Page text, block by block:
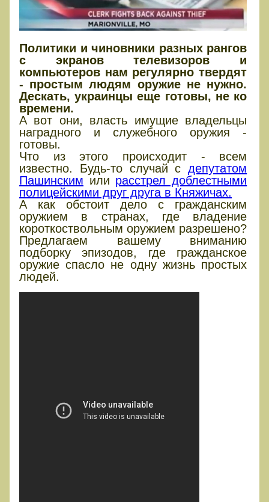
Политики и чиновники разных рангов
с экранов телевизоров и
компьютеров нам регулярно твердят
- простым людям оружие не нужно.
Дескать, украинцы еще готовы, не ко
времени.
А вот они, власть имущие владельцы
наградного и служебного оружия -
готовы.
Что из этого происходит - всем
известно. Будь-то случай сдепутатом
Пашинским или расстрел доблестными
полицейскими друг друга в Княжичах.
А как обстоит дело с гражданским
оружием в странах, где владение
короткоствольным оружием разрешено?
Предлагаем вашему вниманию
подборку эпизодов, где гражданское
оружие спасло не одну жизнь простых
людей.